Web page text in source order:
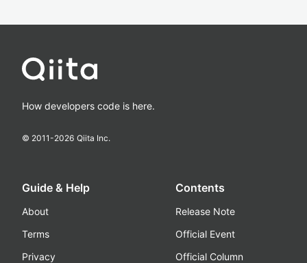
How developers code is here.
© 2011-2026 Qiita Inc.
Guide & Help
About
Terms
Privacy
Contents
Release Note
Official Event
Official Column